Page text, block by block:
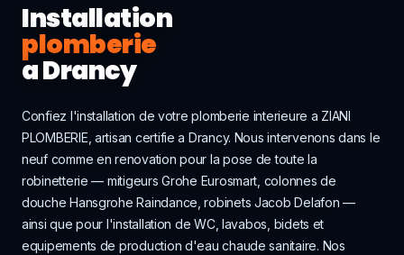
Installation
plomberie
a Drancy
Confiez l'installation de votre plomberie interieure a ZIANI
PLOMBERIE, artisan certifie a Drancy. Nous intervenons dans le
neuf comme en renovation pour la pose de toute la
robinetterie — mitigeurs Grohe Eurosmart, colonnes de
douche Hansgrohe Raindance, robinets Jacob Delafon —
ainsi que pour l'installation de WC, lavabos, bidets et
equipements de production d'eau chaude sanitaire. Nos